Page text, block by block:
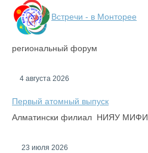
Встречи - в Монторее
региональный форум
4 августа 2026
Первый атомный выпуск
Алматински филиал НИЯУ МИФИ
23 июля 2026